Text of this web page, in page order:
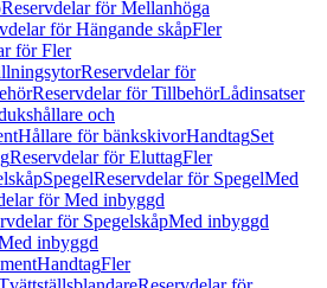
Reservdelar för Mellanhöga
för Hängande skåpFler
för Fler
Reservdelar för
Reservdelar för TillbehörLådinsatser
och
Hållare för bänkskivorHandtagSet
Reservdelar för EluttagFler
SpegelReservdelar för SpegelMed
för Med inbyggd
för SpegelskåpMed inbyggd
inbyggd
HandtagFler